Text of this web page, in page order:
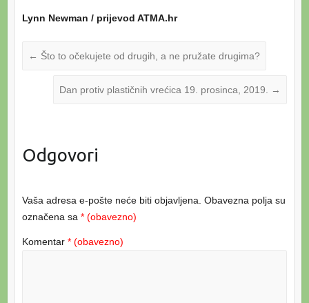
Lynn Newman / prijevod ATMA.hr
← Što to očekujete od drugih, a ne pružate drugima?
Dan protiv plastičnih vrećica 19. prosinca, 2019. →
Odgovori
Vaša adresa e-pošte neće biti objavljena. Obavezna polja su
označena sa * (obavezno)
Komentar * (obavezno)